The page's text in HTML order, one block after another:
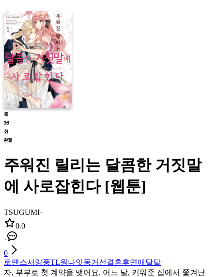
주워진 릴리는 달콤한 거짓말
에 사로잡힌다 [웹툰]
TSUGUMI·
0.0
·
0
로맨스서양풍TL원나잇동거 선결혼후연애 달달
자, 부부로 첫 계약을 맺어요. 어느 날, 키워준 집에서 쫓겨난